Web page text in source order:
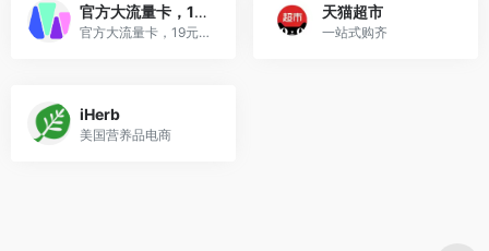
官方大流量卡，19元139G，营业厅可查不限速不限量！
官方大流量卡，19元139G，营...
天猫超市
一站式购齐
iHerb
美国营养品电商